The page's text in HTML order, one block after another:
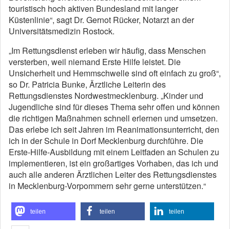
touristisch hoch aktiven Bundesland mit langer
Küstenlinie“, sagt Dr. Gernot Rücker, Notarzt an der
Universitätsmedizin Rostock.
„Im Rettungsdienst erleben wir häufig, dass Menschen
versterben, weil niemand Erste Hilfe leistet. Die
Unsicherheit und Hemmschwelle sind oft einfach zu groß“,
so Dr. Patricia Bunke, Ärztliche Leiterin des
Rettungsdienstes Nordwestmecklenburg. „Kinder und
Jugendliche sind für dieses Thema sehr offen und können
die richtigen Maßnahmen schnell erlernen und umsetzen.
Das erlebe ich seit Jahren im Reanimationsunterricht, den
ich in der Schule in Dorf Mecklenburg durchführe. Die
Erste-Hilfe-Ausbildung mit einem Leitfaden an Schulen zu
implementieren, ist ein großartiges Vorhaben, das ich und
auch alle anderen Ärztlichen Leiter des Rettungsdienstes
in Mecklenburg-Vorpommern sehr gerne unterstützen.“
teilen teilen teilen